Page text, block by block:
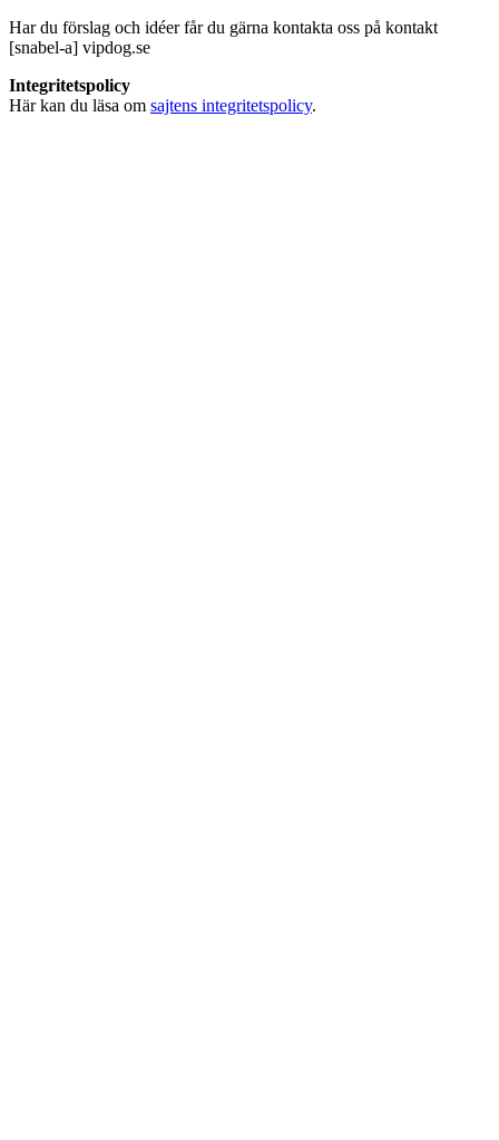
Har du förslag och idéer får du gärna kontakta oss på kontakt
[snabel-a] vipdog.se
Integritetspolicy
Här kan du läsa om sajtens integritetspolicy.